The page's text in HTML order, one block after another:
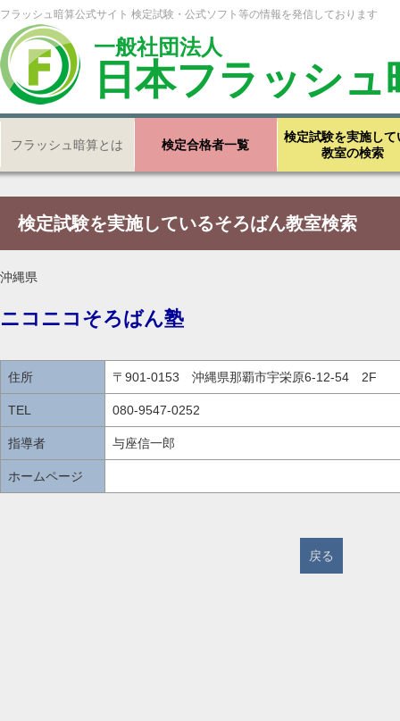
フラッシュ暗算公式サイト 検定試験・公式ソフト等の情報を発信しております
一般社団法人
日本フラッシ
フラッシュ暗算とは 検定合格者一覧
検定試験を実施して
教室の検索
検定試験を実施しているそろばん教室検索
沖縄県
ニコニコそろばん塾
住所 〒901-0153 沖縄県那覇市宇栄原6-12-54 2F
TEL 080-9547-0252
指導者 与座信一郎
ホームページ
戻る